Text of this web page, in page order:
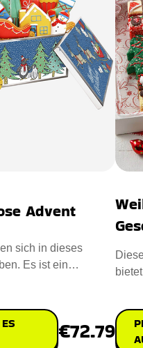
Advent
sich in dieses
Es ist ein
€72.79